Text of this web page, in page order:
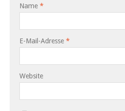
Name *
E-Mail-Adresse *
Website